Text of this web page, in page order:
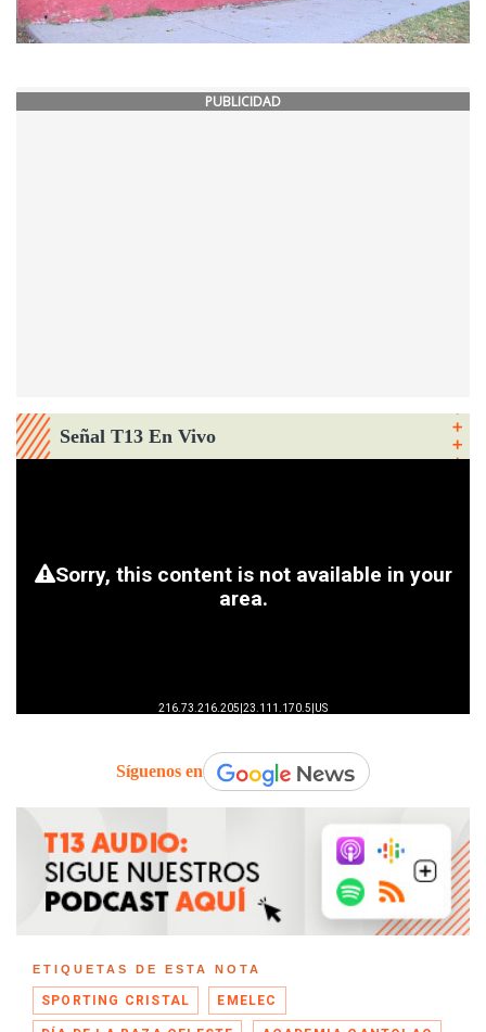
PUBLICIDAD
Señal T13 En Vivo
Síguenos en
ETIQUETAS DE ESTA NOTA
SPORTING CRISTAL EMELEC